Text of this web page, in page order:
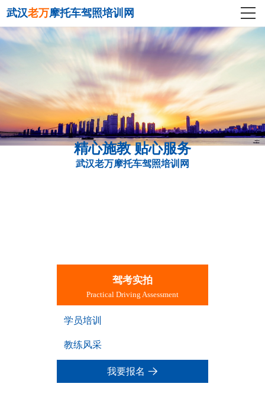
武汉老万摩托车驾照培训网
精心施教 贴心服务
武汉老万摩托车驾照培训网
驾考实拍
Practical Driving Assessment
学员培训
教练风采
我要报名